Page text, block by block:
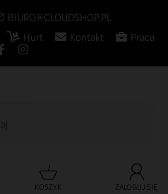
BIURO@CLOUDSHOP.PL
Hurt Kontakt Praca
KOSZYK ZALOGUJ SIĘ